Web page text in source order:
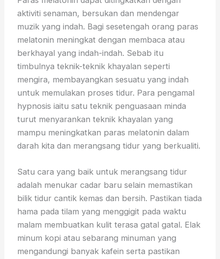
aktiviti senaman, bersukan dan mendengar
muzik yang indah. Bagi sesetengah orang paras
melatonin meningkat dengan membaca atau
berkhayal yang indah-indah. Sebab itu
timbulnya teknik-teknik khayalan seperti
mengira, membayangkan sesuatu yang indah
untuk memulakan proses tidur. Para pengamal
hypnosis iaitu satu teknik penguasaan minda
turut menyarankan teknik khayalan yang
mampu meningkatkan paras melatonin dalam
darah kita dan merangsang tidur yang berkualiti.
Satu cara yang baik untuk merangsang tidur
adalah menukar cadar baru selain memastikan
bilik tidur cantik kemas dan bersih. Pastikan tiada
hama pada tilam yang menggigit pada waktu
malam membuatkan kulit terasa gatal gatal. Elak
minum kopi atau sebarang minuman yang
mengandungi banyak kafein serta pastikan